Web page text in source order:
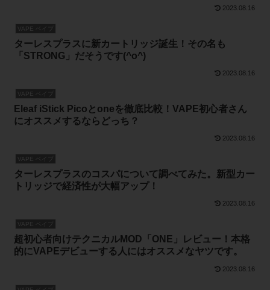
2023.08.16
VAPE ベイプ
ターレスプラスに新カートリッジ誕生！その名も
「STRONG」だそうです(^o^)
2023.08.16
VAPE ベイプ
Eleaf iStick Picoとoneを徹底比較！VAPE初心者さん
にオススメするならどっち？
2023.08.16
VAPE ベイプ
ターレスプラスのコスパについて調べてみた。新型カー
トリッジで経済性が大幅アップ！
2023.08.16
VAPE ベイプ
超初心者向けテクニカルMOD「ONE」レビュー！本格
的にVAPEデビューする人にはオススメなヤツです。
2023.08.16